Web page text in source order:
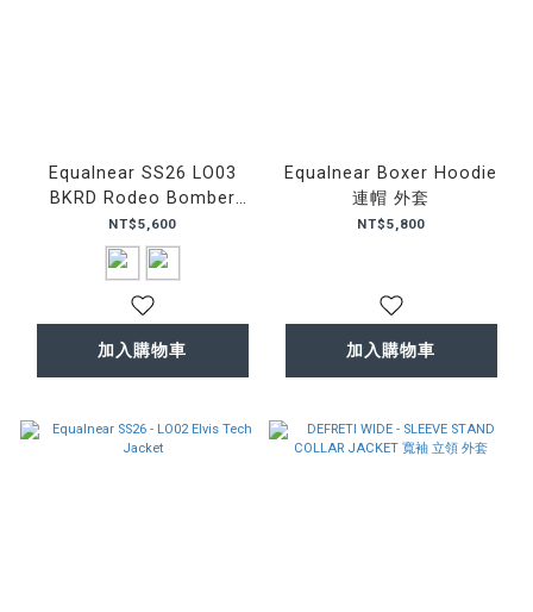
Equalnear SS26 LO03
BKRD Rodeo Bomber
Jacket
NT$5,600
加入購物車
Equalnear Boxer Hoodie
連帽 外套
NT$5,800
加入購物車